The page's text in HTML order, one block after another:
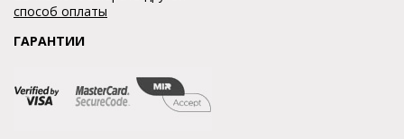
способ оплаты
ГАРАНТИИ